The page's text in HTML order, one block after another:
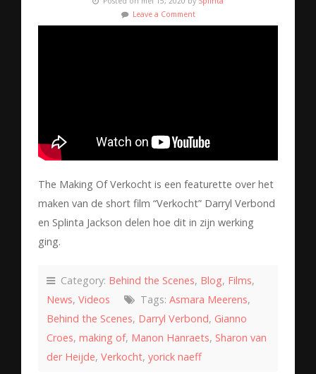
Leave a Comment
The Making Of Verkocht is een featurette over het
maken van de short film “Verkocht” Darryl Verbond
en Splinta Jackson delen hoe dit in zijn werking
ging.
Category: Behind the Scenes, Blog, Films,
News, Videos Tags: Asmara Meerens,
Behind the Scenes, Darryl Verbond, Gianno
Croes, making of, Manon Hanraets, Sharon van
der Heijde, Verkocht, yorick naeff